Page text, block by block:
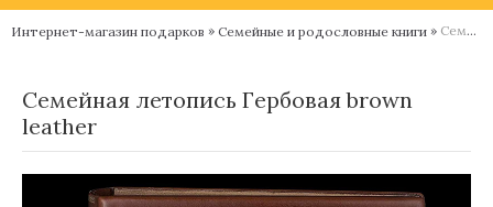
Интернет-магазин подарков » Семейные и родословные книги » Семейная летопись Гербовая brown leather
Семейная летопись Гербовая brown
leather